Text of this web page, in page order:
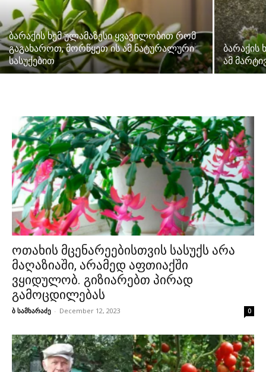
ბარაქის ხემ ულამაზესი ყვავილობით რომ
გაგახაროთ, მორწყეთ ის ამ ნატურალური
სასუქებით
ბარაქის
ამ
ოთახის მცენარეებისთვის სასუქს არა
მაღაზიაში, არამედ აფთიაქში
ვყიდულობ. გიზიარებთ პირად
გამოცდილებას
ბ სამხარაძე - December 12, 2023 0